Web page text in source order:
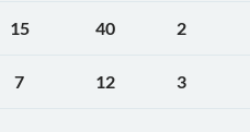
15 40
2
7 12 3